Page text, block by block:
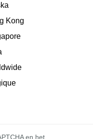
Kong
en het